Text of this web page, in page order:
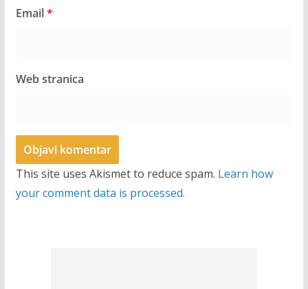
Email*
Web stranica
This site uses Akismet to reduce spam. Learn how
your comment data is processed.